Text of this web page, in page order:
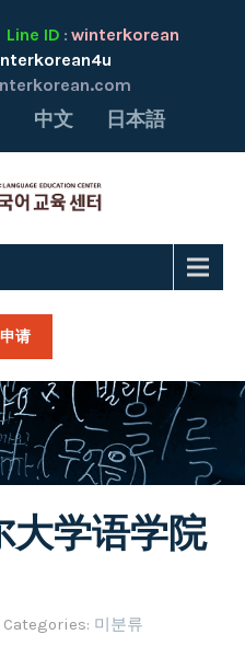
Line ID : winterkorean
中文 日本語
请
大学语学院
Categories: 미분류